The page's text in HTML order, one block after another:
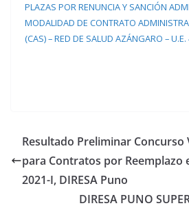
PLAZAS POR RENUNCIA Y SANCIÓN
MODALIDAD DE CONTRATO
(CAS) – RED DE SALUD AZÁNGARO –
Resultado Preliminar
para Contratos por Reemplazo
2021-I, DIRESA Puno
DIRESA PUNO